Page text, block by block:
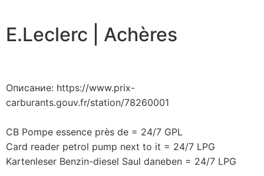
E.Leclerc | Achères
Описание: https://www.prix-
carburants.gouv.fr/station/78260001
CB Pompe essence près de = 24/7 GPL
Card reader petrol pump next to it = 24/7 LPG
Kartenleser Benzin-diesel Saul daneben = 24/7 LPG